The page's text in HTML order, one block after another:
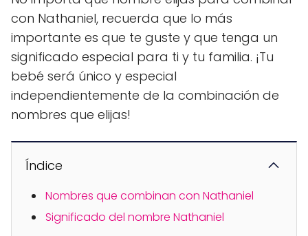
con Nathaniel, recuerda que lo más
importante es que te guste y que tenga un
significado especial para ti y tu familia. ¡Tu
bebé será único y especial
independientemente de la combinación de
nombres que elijas!
Índice
Nombres que combinan con Nathaniel
Significado del nombre Nathaniel